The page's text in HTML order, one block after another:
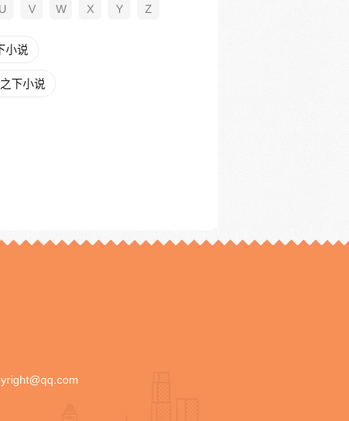
U V W X Y Z
小说
下小说